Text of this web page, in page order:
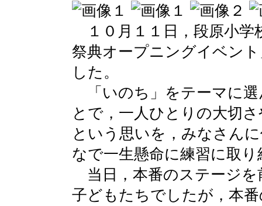
１０月１１日，段原小学
祭典オープニングイベン
した。
「いのち」をテーマに
とで，一人ひとりの大切
という思いを，みなさん
なで一生懸命に練習に取
当日，本番のステージを
子どもたちでしたが，本